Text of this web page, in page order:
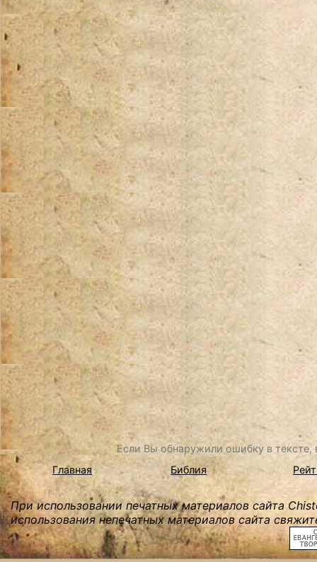
Если Вы обнаружили ошибку в
Главная
Библия
При использовании печатных материалов сайта
использования непечатных материалов сайта